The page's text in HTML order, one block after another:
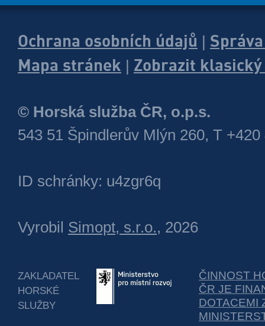
Ochrana osobních údajů
Mapa stránek
Zobrazit
© Horská služba ČR, o.p.s.
543 51 Špindlerův Mlýn 260, T +420
ID schránky: u4zgr6q
Vyrobil Simopt, s.r.o., 2026
ZAKLADATEL
HORSKÉ
SLUŽBY
ČINNOST
ČR JE
DOTACEMI